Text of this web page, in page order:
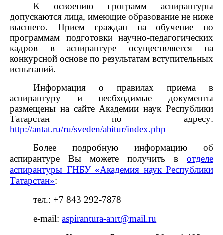
К освоению программ аспирантуры
допускаются лица, имеющие образование не ниже
высшего. Прием граждан на обучение по
программам подготовки научно-педагогических
кадров в аспирантуре осуществляется на
конкурсной основе по результатам вступительных
испытаний.
Информация о правилах приема в
аспирантуру и необходимые документы
размещены на сайте Академии наук Республики
Татарстан по адресу:
http://antat.ru/ru/sveden/abitur/index.php
Более подробную информацию об
аспирантуре Вы можете получить в отделе
аспирантуры ГНБУ «Академия наук Республики
Татарстан»:
тел.: +7 843 292-7878
e-mail:aspirantura-anrt@mail.ru